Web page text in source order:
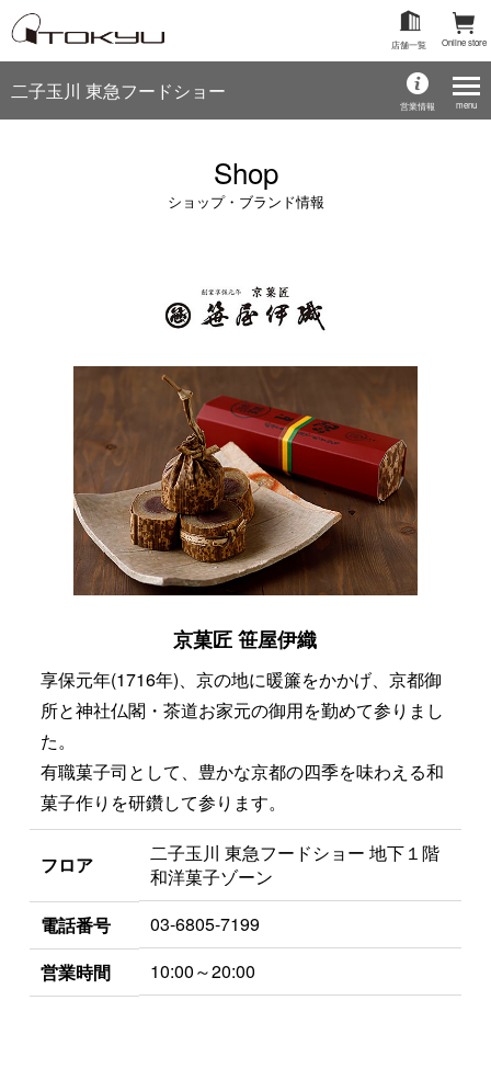
Online store
店舗一覧
二子玉川 東急フードショー
営業情報
Shop
ショップ・ブランド情報
京菓匠 笹屋伊織
享保元年(1716年)、京の地に暖簾をかかげ、京都御
所と神社仏閣・茶道お家元の御用を勤めて参りまし
た。
有職菓子司として、豊かな京都の四季を味わえる和
菓子作りを研鑽して参ります。
フロア
二子玉川 東急フードショー 地下１階
和洋菓子ゾーン
電話番号
03-6805-7199
営業時間
10:00～20:00
menu